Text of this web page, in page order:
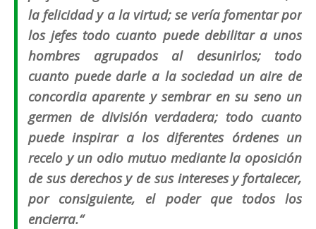
la felicidad y a la virtud; se vería fomentar por
los jefes todo cuanto puede debilitar a unos
hombres agrupados al desunirlos; todo
cuanto puede darle a la sociedad un aire de
concordia aparente y sembrar en su seno un
germen de división verdadera; todo cuanto
puede inspirar a los diferentes órdenes un
recelo y un odio mutuo mediante la oposición
de sus derechos y de sus intereses y fortalecer,
por consiguiente, el poder que todos los
encierra.“